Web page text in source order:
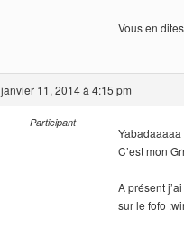
Vous en
janvier 11, 2014 à 4:15 pm
Participant
Yabadaaaaa
C’est mon
A présent
sur le fofo